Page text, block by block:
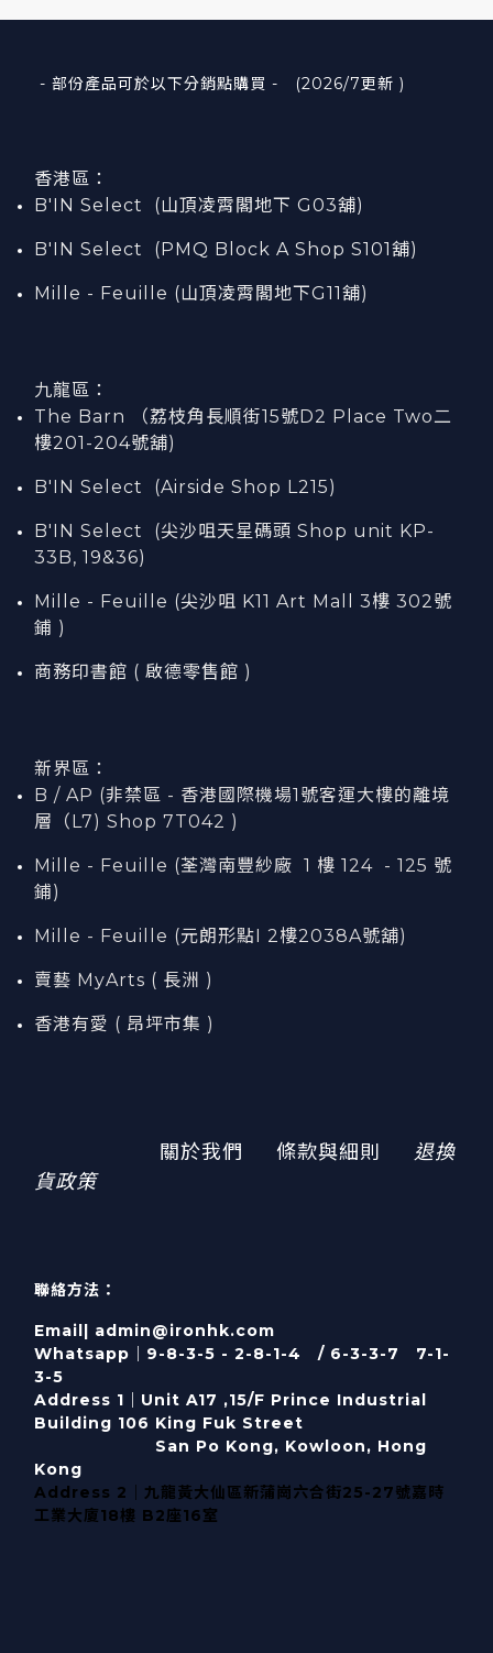
- 部份產品可於以下分銷點購買 - (2026/7更新 )
香港區：
B'IN Select (山頂凌霄閣地下 G03舖)
B'IN Select (PMQ Block A Shop S101舖)
Mille - Feuille (山頂凌霄閣地下G11舖)
九龍區：
The Barn （荔枝角長順街15號D2 Place Two二
樓201-204號舖)
B'IN Select (Airside Shop L215)
B'IN Select (尖沙咀天星碼頭 Shop unit KP-
33B, 19&36)
Mille - Feuille (尖沙咀 K11 Art Mall 3樓 302號
鋪 )
商務印書館 ( 啟德零售館 )
新界區：
B / AP (非禁區 - 香港國際機場1號客運大樓的離境
層（L7) Shop 7T042 )
Mille - Feuille (荃灣南豐紗廠 1 樓 124 - 125 號
鋪)
Mille - Feuille (元朗形點I 2樓2038A號舖)
賣藝 MyArts ( 長洲 )
香港有愛 ( 昂坪市集 )
關於我們 條款與細則
退換
貨政策
聯絡方法：
Email| admin@ironhk.com
Whatsapp｜9-8-3-5 - 2-8-1-4 / 6-3-3-7 7-1-
3-5
Address 1｜ Unit A17 ,15/F Prince Industrial
Building 106 King Fuk Street
San Po Kong, Kowloon, Hong
Kong
Address 2｜九龍黃大仙區新蒲崗六合街25-27號嘉時
工業大廈18樓 B2座16室